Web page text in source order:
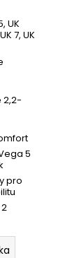
UK
7, UK
2,2-
5
pro